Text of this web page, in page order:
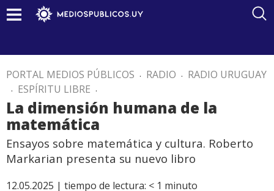
PORTAL MEDIOS PÚBLICOS . RADIO . RADIO URUGUAY
. ESPÍRITU LIBRE .
La dimensión humana de la
matemática
Ensayos sobre matemática y cultura. Roberto
Markarian presenta su nuevo libro
12.05.2025 | tiempo de lectura: < 1 minuto